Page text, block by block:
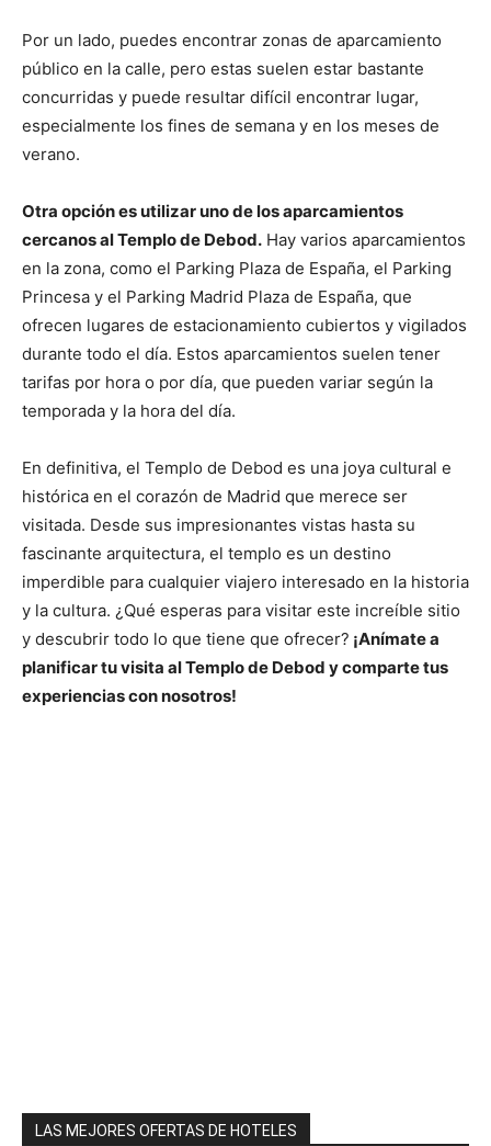
Por un lado, puedes encontrar zonas de aparcamiento
público en la calle, pero estas suelen estar bastante
concurridas y puede resultar difícil encontrar lugar,
especialmente los fines de semana y en los meses de
verano.
Otra opción es utilizar uno de los aparcamientos
cercanos al Templo de Debod. Hay varios aparcamientos
en la zona, como el Parking Plaza de España, el Parking
Princesa y el Parking Madrid Plaza de España, que
ofrecen lugares de estacionamiento cubiertos y vigilados
durante todo el día. Estos aparcamientos suelen tener
tarifas por hora o por día, que pueden variar según la
temporada y la hora del día.
En definitiva, el Templo de Debod es una joya cultural e
histórica en el corazón de Madrid que merece ser
visitada. Desde sus impresionantes vistas hasta su
fascinante arquitectura, el templo es un destino
imperdible para cualquier viajero interesado en la historia
y la cultura. ¿Qué esperas para visitar este increíble sitio
y descubrir todo lo que tiene que ofrecer? ¡Anímate a
planificar tu visita al Templo de Debod y comparte tus
experiencias con nosotros!
LAS MEJORES OFERTAS DE HOTELES